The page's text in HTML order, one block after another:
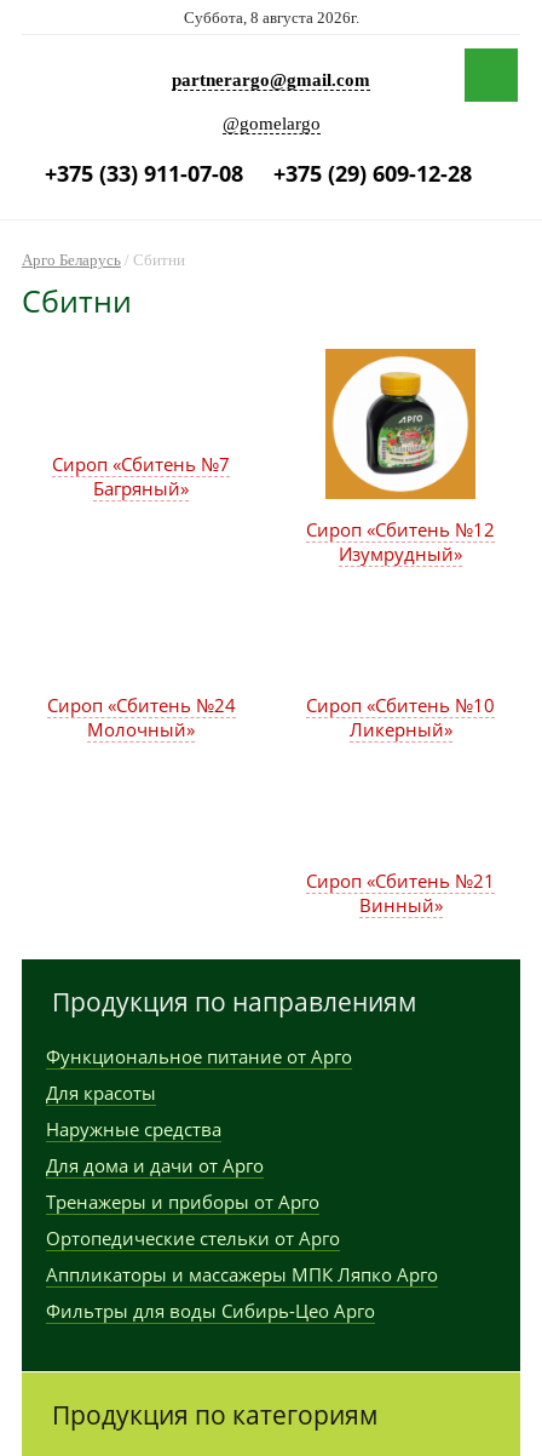
Суббота, 8 августа 2026г.
partnerargo@gmail.com
@gomelargo
+375 (33) 911-07-08 +375 (29) 609-12-28
Арго Беларусь/ Сбитни
Сбитни
Сироп «Сбитень №7
Багряный»
Сироп «Сбитень №12
Изумрудный»
Сироп «Сбитень №10
Ликерный»
Сироп «Сбитень №24
Молочный»
Сироп «Сбитень №21
Винный»
Продукция по направлениям
Функциональное питание от Арго
Для красоты
Наружные средства
Для дома и дачи от Арго
Тренажеры и приборы от Арго
Ортопедические стельки от Арго
Аппликаторы и массажеры МПК Ляпко Арго
Фильтры для воды Сибирь-Цео Арго
Продукция по категориям